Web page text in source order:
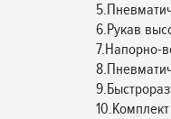
6.Рукав
7.Напорно-